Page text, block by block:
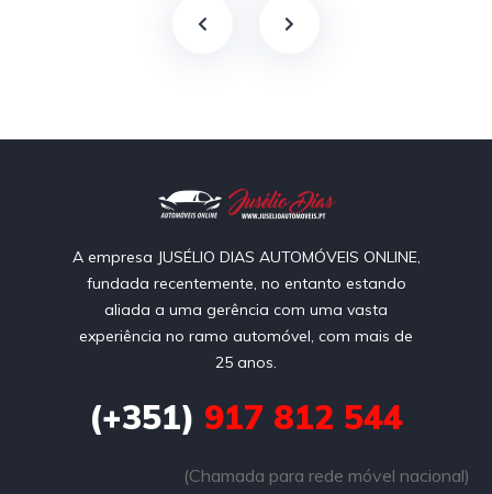
A empresa JUSÉLIO DIAS AUTOMÓVEIS ONLINE,
fundada recentemente, no entanto estando
aliada a uma gerência com uma vasta
experiência no ramo automóvel, com mais de
25 anos.
(+351) 917 812 544
(Chamada para rede móvel nacional)